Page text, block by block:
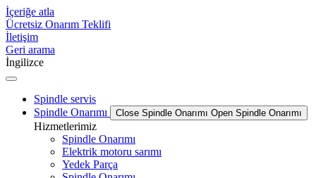
İçeriğe atla
Ücretsiz Onarım Teklifi
İletişim
Geri arama
İngilizce
Spindle servis
Spindle Onarımı
Close Spindle Onarımı Open Spindle Onarımı
Hizmetlerimiz
Spindle Onarımı
Elektrik motoru sarımı
Yedek Parça